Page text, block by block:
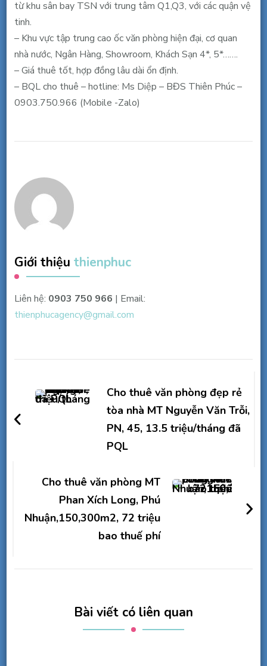
tháng
từ khu sân bay TSN với trung tâm Q1,Q3, với các quận vệ
tinh.
– Khu vực tập trung cao ốc văn phòng hiện đại, cơ quan
nhà nước, Ngân Hàng, Showroom, Khách Sạn 4*, 5*…….
– Giá thuê tốt, hợp đồng lâu dài ổn định.
– BQL cho thuê – hotline: Ms Diệp – BĐS Thiên Phúc –
0903.750.966 (Mobile -Zalo)
Giới thiệu thienphuc
Liên hệ: 0903 750 966 | Email:
thienphucagency@gmail.com
hướng
bài
Cho thuê văn phòng đẹp rẻ
tòa nhà MT Nguyễn Văn Trỗi,
PN, 45, 13.5 triệu/tháng đã
PQL
Cho thuê văn phòng MT
Phan Xích Long, Phú
Nhuận,150,300m2, 72 triệu
bao thuế phí
Bài viết có liên quan